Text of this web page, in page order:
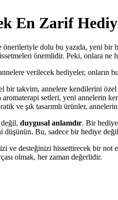
En Zarif
dolu bu yazıda, yeni bir
önemlidir. Peki, onlara ne
verilecek hediyeler, onların
bir takvim, annelere kendilerini özel
setleri, yeni annelerin
ve şık tasarımlı ürünler, annelerin
duygusal anlamdır. Bir
Bu, sadece bir hediye
ve desteğinizi hissettirecek bir
olmak, her zaman değerlidir.